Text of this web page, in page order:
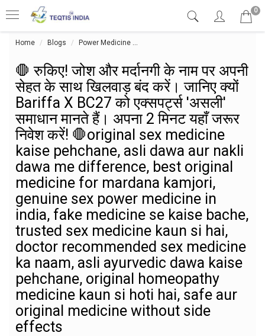
0
Home Blogs Power Medicine
🛑 रुकिए! जोश और मर्दानगी के नाम पर अपनी
सेहत के साथ खिलवाड़ बंद करें। जानिए क्यों
Bariffa X BC27 को एक्सपर्ट्स 'असली'
समाधान मानते हैं। अपना 2 मिनट यहाँ जरूर
निवेश करें! 🛑original sex medicine
kaise pehchane, asli dawa aur nakli
dawa me difference, best original
medicine for mardana kamjori,
genuine sex power medicine in
india, fake medicine se kaise bache,
trusted sex medicine kaun si hai,
doctor recommended sex medicine
ka naam, asli ayurvedic dawa kaise
pehchane, original homeopathy
medicine kaun si hoti hai, safe aur
original medicine without side
effects